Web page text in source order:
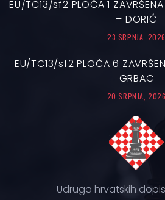
EU/TC13/sf2 PLOČA 1
– DORIĆ
23 SRPNJA, 2026
EU/TC13/sf2 PLOČA 6
GRBAC
20 SRPNJA, 2026
Udruga hrvatskih